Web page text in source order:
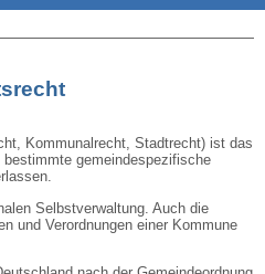
Kommunalrecht, Stadtrecht) ist das
gemeindespezifische
Selbstverwaltung. Auch die
und Verordnungen einer Kommune